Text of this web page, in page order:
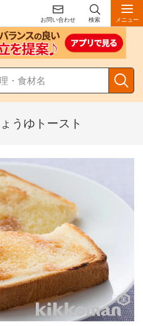
お問い合わせ 検索 メニュー
うゆトースト